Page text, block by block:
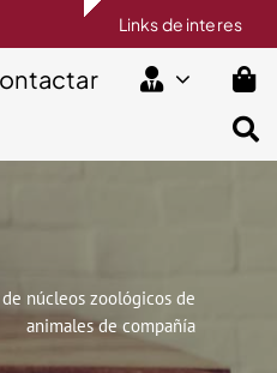
Links de interes
núcleos zoológicos de
animales de compañía